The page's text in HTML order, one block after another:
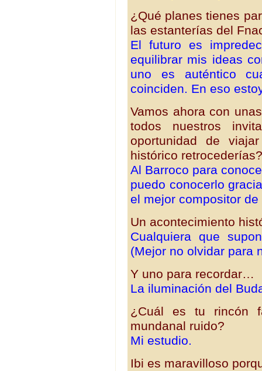
¿Qué planes tienes
las estanterías del
El futuro es
equilibrar mis ideas
uno es auténtico
coinciden. En eso
Vamos ahora con
todos nuestros
oportunidad de
histórico retrocederías?
Al Barroco para
puedo conocerlo
el mejor compositor
Un acontecimiento
Cualquiera que
(Mejor no olvidar para
Y uno para recordar…
La iluminación del
¿Cuál es tu rincón
mundanal ruido?
Mi estudio.
Ibi es maravilloso